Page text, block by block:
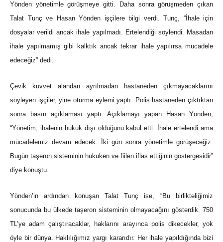
Yönden yönetimle görüşmeye gitti. Daha sonra görüşmeden çıkan
Talat Tunç ve Hasan Yönden işçilere bilgi verdi. Tunç, “İhale için
dosyalar verildi ancak ihale yapılmadı. Ertelendiği söylendi. Masadan
ihale yapılmamış gibi kalktık ancak tekrar ihale yapılırsa mücadele
edeceğiz” dedi.
Çevik kuvvet alandan ayrılmadan hastaneden çıkmayacaklarını
söyleyen işçiler, yine oturma eylemi yaptı. Polis hastaneden çıktıktan
sonra basın açıklaması yaptı. Açıklamayı yapan Hasan Yönden,
“Yönetim, ihalenin hukuk dışı olduğunu kabul etti. İhale ertelendi ama
mücadelemiz devam edecek. İki gün sonra yönetimle görüşeceğiz.
Bugün taşeron sisteminin hukuken ve fiilen iflas ettiğinin göstergesidir”
diye konuştu.
Yönden’in ardından konuşan Talat Tunç ise, “Bu birlikteliğimiz
sonucunda bu ülkede taşeron sisteminin olmayacağını gösterdik. 750
TL’ye adam çalıştıracaklar, haklarını arayınca polis dikecekler, yok
öyle bir dünya. Haklılığımız yargı kararıdır. Her ihale yapıldığında bizi